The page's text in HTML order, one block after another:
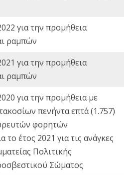
για την προμήθεια
ραμπών
για την προμήθεια
ραμπών
για την προμήθεια με
πενήντα επτά (1.757)
φορητών
το έτος 2021 για τις ανάγκες
Πολιτικής
Σώματος